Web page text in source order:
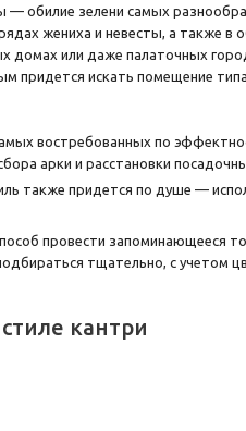
— обилие зелени самых
жениха и невесты, а также
или даже палаточных
придется искать помещение
востребованных по
арки и расстановки
также придется по душе —
провести запоминающееся
тщательно, с учетом
кантри